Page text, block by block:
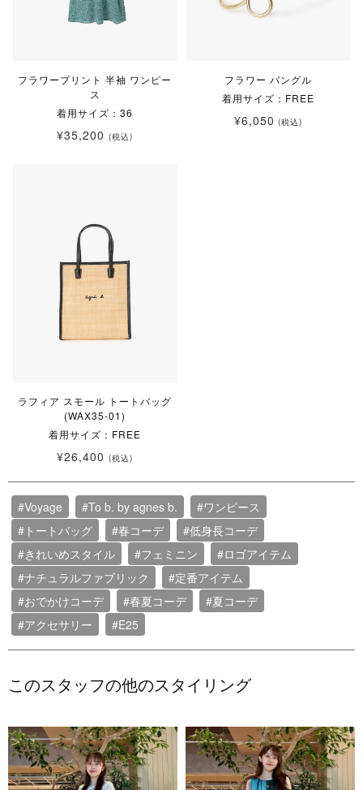
フラワープリント 半袖 ワンピー
ス
着用サイズ：36
¥35,200 (税込)
フラワー バングル
着用サイズ：FREE
¥6,050(税込)
ラフィア スモール トートバッグ
(WAX35-01)
着用サイズ：FREE
¥26,400 (税込)
#Voyage #To b. by agnes b.
#ワンピース
#トートバッグ
#春コーデ
#低身長コーデ
#きれいめスタイル
#フェミニン
#ロゴアイテム
#ナチュラルファブリック
#定番アイテム
#おでかけコーデ
#春夏コーデ
#夏コーデ
#アクセサリー
#E25
このスタッフの他のスタイリング